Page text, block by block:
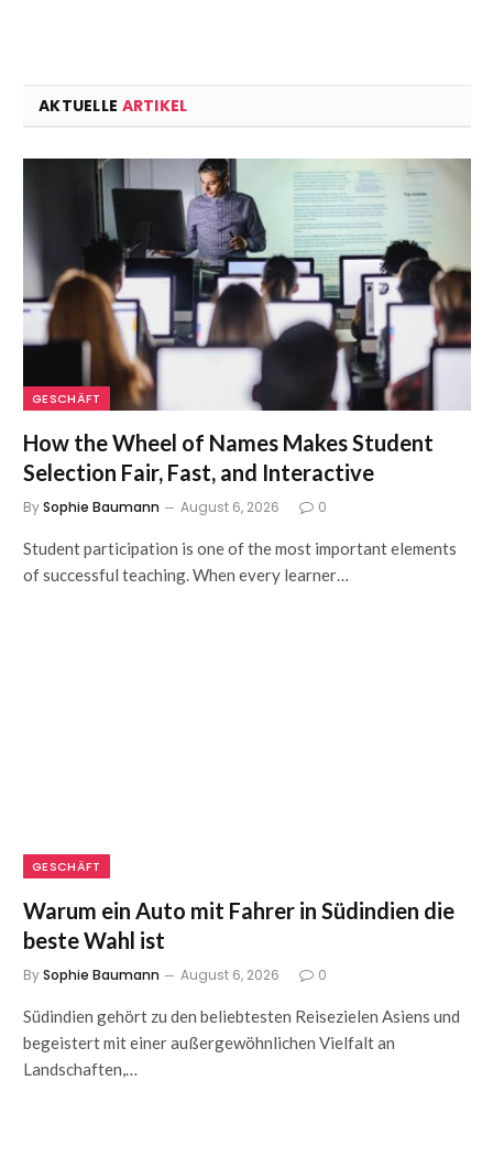
AKTUELLE ARTIKEL
GESCHÄFT
How the Wheel of Names Makes Student
Selection Fair, Fast, and Interactive
BySophie Baumann August 6, 2026 0
Student participation is one of the most important elements
of successful teaching. When every learner…
GESCHÄFT
Warum ein Auto mit Fahrer in Südindien die
beste Wahl ist
BySophie Baumann August 6, 2026 0
Südindien gehört zu den beliebtesten Reisezielen Asiens und
begeistert mit einer außergewöhnlichen Vielfalt an
Landschaften,…